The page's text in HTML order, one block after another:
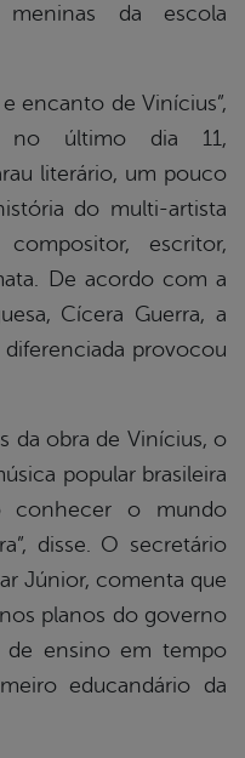
da escola
encanto de Vinícius”,
no último dia 11,
literário, um pouco
do multi-artista
escritor,
De acordo com a
Cícera Guerra, a
provocou
da obra de Vinícius, o
popular brasileira
conhecer o mundo
disse. O secretário
Júnior, comenta que
planos do governo
de ensino em tempo
educandário da